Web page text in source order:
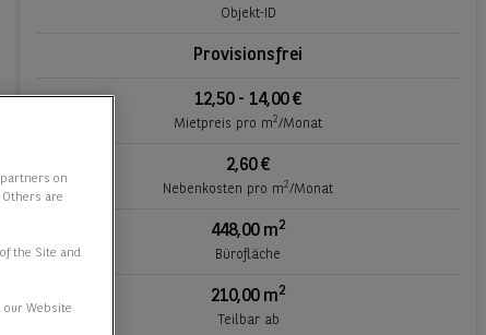
Objekt-ID
Provisionsfrei
12,50 - 14,00 €
Mietpreis pro m2/Monat
2,60 €
Nebenkosten pro m2/Monat
448,00 m2
Bürofläche
210,00 m2
Teilbar ab
partners on
are
the Site and
our Website